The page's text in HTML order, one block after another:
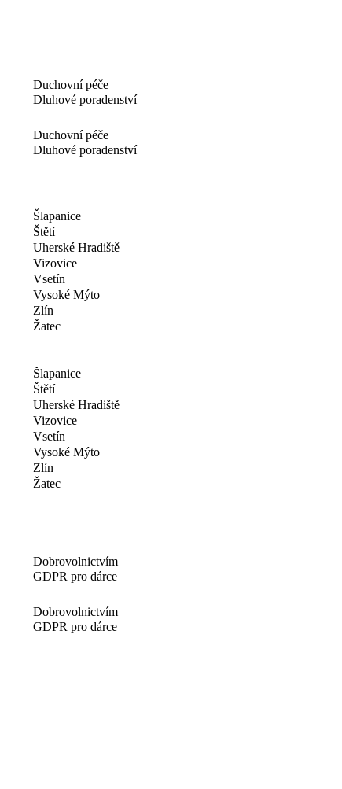
Duchovní péče
Dluhové poradenství
Duchovní péče
Dluhové poradenství
Šlapanice
Štětí
Uherské Hradiště
Vizovice
Vsetín
Vysoké Mýto
Zlín
Žatec
Šlapanice
Štětí
Uherské Hradiště
Vizovice
Vsetín
Vysoké Mýto
Zlín
Žatec
Dobrovolnictvím
GDPR pro dárce
Dobrovolnictvím
GDPR pro dárce